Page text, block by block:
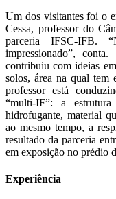
Um dos visitantes foi o
Cessa, professor do
parceria IFSC-IFB.
impressionado”,
contribuiu com ideias
solos, área na qual tem
professor está
“multi-IF”: a
hidrofugante, material
ao mesmo tempo, a
resultado da parceria
em exposição no prédio
Experiência